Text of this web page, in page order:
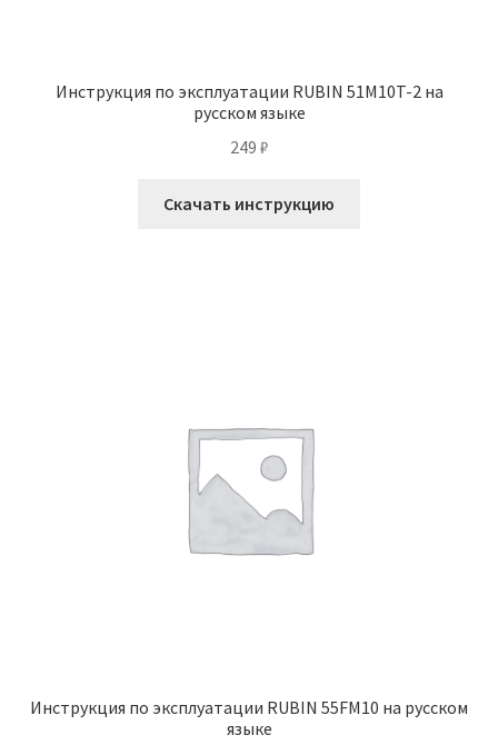
Инструкция по эксплуатации RUBIN 51M10T-2 на
русском языке
249 ₽
Скачать инструкцию
Инструкция по эксплуатации RUBIN 55FM10 на русском
языке